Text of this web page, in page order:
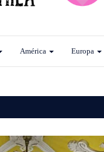
América Europa